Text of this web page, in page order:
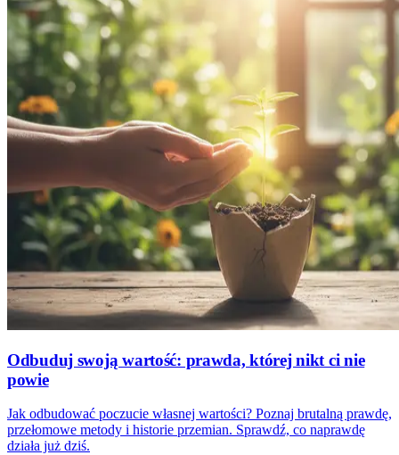
Odbuduj swoją wartość: prawda, której nikt ci nie
powie
Jak odbudować poczucie własnej wartości? Poznaj brutalną prawdę,
przełomowe metody i historie przemian. Sprawdź, co naprawdę
działa już dziś.